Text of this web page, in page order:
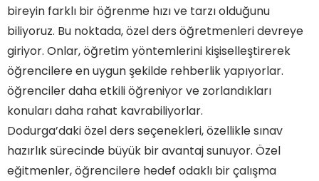
bireyin farklı bir öğrenme hızı ve tarzı olduğunu
biliyoruz. Bu noktada, özel ders öğretmenleri devreye
giriyor. Onlar, öğretim yöntemlerini kişiselleştirerek
öğrencilere en uygun şekilde rehberlik yapıyorlar.
öğrenciler daha etkili öğreniyor ve zorlandıkları
konuları daha rahat kavrabiliyorlar.
Dodurga’daki özel ders seçenekleri, özellikle sınav
hazırlık sürecinde büyük bir avantaj sunuyor. Özel
eğitmenler, öğrencilere hedef odaklı bir çalışma